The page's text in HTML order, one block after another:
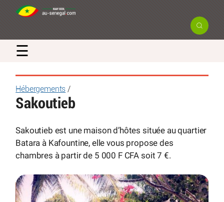
☰
Hébergements /
Sakoutieb
Sakoutieb est une maison d’hôtes située au quartier
Batara à Kafountine, elle vous propose des
chambres à partir de 5 000 F CFA soit 7 €.